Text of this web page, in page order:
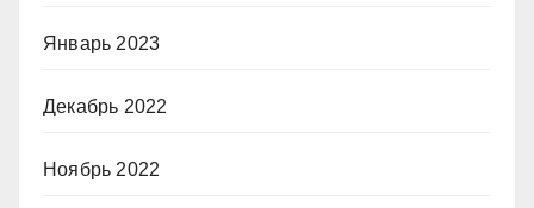
Январь 2023
Декабрь 2022
Ноябрь 2022